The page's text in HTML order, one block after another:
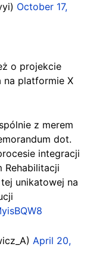
October 17,
o projekcie
na platformie X
z merem
dot.
integracji
Rehabilitacji
tej unikatowej na
April 20,